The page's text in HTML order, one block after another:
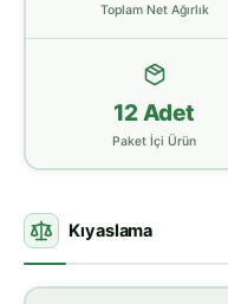
Toplam Net Ağırlık
12 Adet
Paket İçi Ürün
Kıyaslama